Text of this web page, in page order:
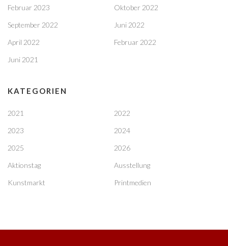
Februar 2023
Oktober 2022
September 2022
Juni 2022
April 2022
Februar 2022
Juni 2021
KATEGORIEN
2021
2022
2023
2024
2025
2026
Aktionstag
Ausstellung
Kunstmarkt
Printmedien